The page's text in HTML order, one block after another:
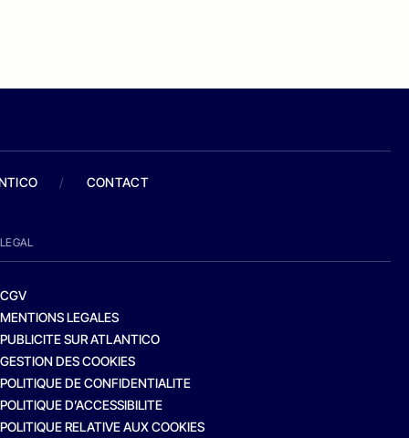
/ CONTACT
LEGAL
CGV
MENTIONS LEGALES
PUBLICITE SUR ATLANTICO
GESTION DES COOKIES
POLITIQUE DE CONFIDENTIALITE
POLITIQUE D’ACCESSIBILITE
POLITIQUE RELATIVE AUX COOKIES